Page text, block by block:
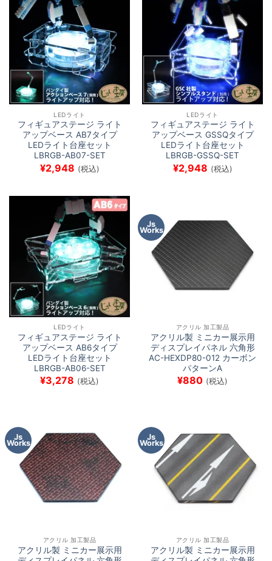
LEDライト
フィギュアステージ ライト
アップベース AB7タイプ
LEDライト台座セット
LBRGB-AB07-SET
¥2,948 (税込)
LEDライト
フィギュアステージ ライト
アップベース GSSQタイプ
LEDライト台座セット
LBRGB-GSSQ-SET
¥2,948 (税込)
LEDライト
フィギュアステージ ライト
アップベース AB6タイプ
LEDライト台座セット
LBRGB-AB06-SET
¥3,278 (税込)
Js
Works
アクリル 加工製品
アクリル製 ミニカー展示用
ディスプレイパネル 六角形
AC-HEXDP80-012 カーボン
パターンA
¥880 (税込)
Js
Works
アクリル 加工製品
アクリル製 ミニカー展示用
Js
Works
アクリル 加工製品
アクリル製 ミニカー展示用